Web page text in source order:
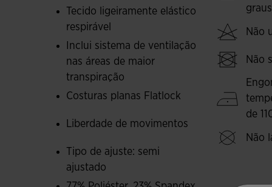
adiciona peso extra e eleva o conforto.
Tecido ligeiramente elástico
respirável
Inclui sistema de ventilação
nas áreas de maior
transpiração
Costuras planas Flatlock
Liberdade de movimentos
Tipo de ajuste: semi
ajustado
graus
Não
Não
de
Não